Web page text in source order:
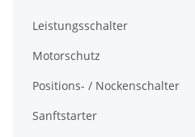
Leistungsschalter
Motorschutz
Positions- / Nockenschalter
Sanftstarter